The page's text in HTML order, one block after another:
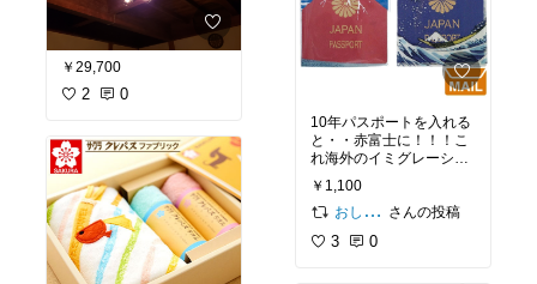
￥29,700
2 0
10年パスポートを入れる
と・・赤富士に！！！こ
れ海外のイミグレーショ
ンで出したい！旅グッズ
￥1,100
おしゃれ迷子ママ
さんの投稿
3 0